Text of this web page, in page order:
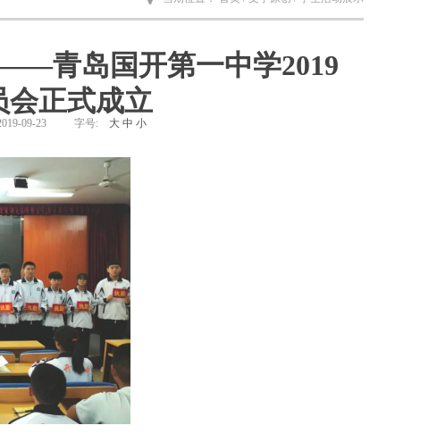
青岛国开第一中学2019
会正式成立​
09-23 字号: 大 中 小